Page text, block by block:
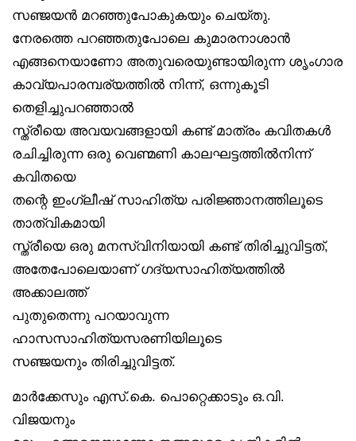
സഞ്ജയൻ മറഞ്ഞുപോകുകയും ചെയ്തു.
നേരത്തെ പറഞ്ഞതുപോലെ കുമാരനാശാൻ
എങ്ങനെയാണോ അതുവരെയുണ്ടായിരുന്ന ശൃംഗാര
കാവ്യപാരമ്പര്യത്തിൽ നിന്ന്, ഒന്നുകൂടി
തെളിച്ചുപറഞ്ഞാൽ
സ്ത്രീയെ അവയവങ്ങളായി കണ്ട് മാത്രം കവിതകൾ
രചിച്ചിരുന്ന ഒരു വെണ്മണി കാലഘട്ടത്തിൽനിന്ന്
കവിതയെ
തന്റെ ഇംഗ്ലീഷ് സാഹിത്യ പരിജ്ഞാനത്തിലൂടെ
താത്വികമായി
സ്ത്രീയെ ഒരു മനസ്വിനിയായി കണ്ട് തിരിച്ചുവിട്ടത്,
അതേപോലെയാണ് ഗദ്യസാഹിത്യത്തിൽ
അക്കാലത്ത്
പുതുതെന്നു പറയാവുന്ന
ഹാസസാഹിത്യസരണിയിലൂടെ
സഞ്ജയനും തിരിച്ചുവിട്ടത്.
മാർക്കേസും എസ്.കെ. പൊറ്റെക്കാടും ഒ.വി.
വിജയനും